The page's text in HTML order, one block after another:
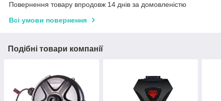
Повернення товару впродовж 14 днів за домовленістю
Всі умови повернення
Подібні товари компанії